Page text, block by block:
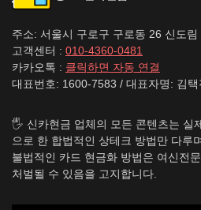
주소: 서울시 구로구 구로동 26 신도
고객센터 : 010-4360-0481
카카오톡 : 클릭하면 자동 연결
대표번호: 1600-7583 / 대표자명: 김택
🖐️ 신카현금 업체의 모든 콘텐츠는 실
으로 한 합법적인 상테크 방법만 다루
불법적인 카드 현금화 방법은 여신전
처벌될 수 있음을 고지합니다.